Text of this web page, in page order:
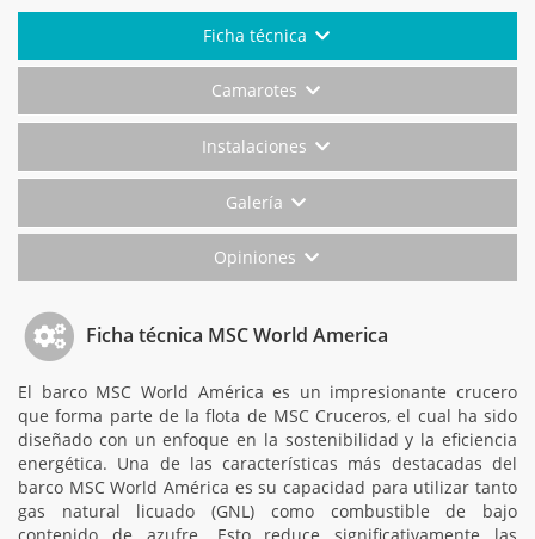
Ficha técnica
Camarotes
Instalaciones
Galería
Opiniones
Ficha técnica MSC World America
El barco MSC World América es un impresionante crucero
que forma parte de la flota de MSC Cruceros, el cual ha sido
diseñado con un enfoque en la sostenibilidad y la eficiencia
energética. Una de las características más destacadas del
barco MSC World América es su capacidad para utilizar tanto
gas natural licuado (GNL) como combustible de bajo